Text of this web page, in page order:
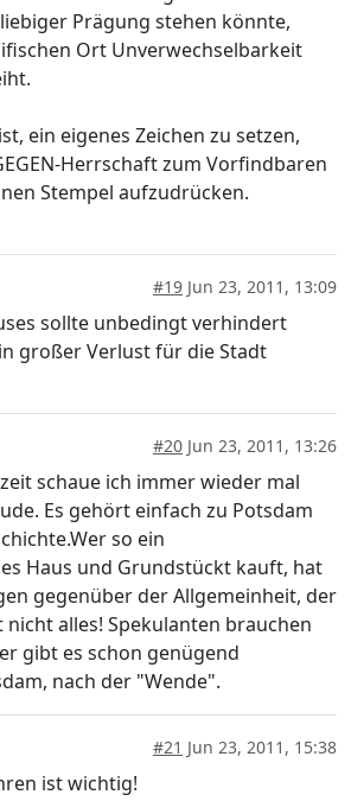
Prägung stehen könnte,
Ort Unverwechselbarkeit
ein eigenes Zeichen zu setzen,
Herrschaft zum Vorfindbaren
Stempel aufzudrücken.
#19 Jun 23, 2011, 13:09
sollte unbedingt verhindert
großer Verlust für die Stadt
#20 Jun 23, 2011, 13:26
schaue ich immer wieder mal
Es gehört einfach zu Potsdam
so ein
Haus und Grundstückt kauft, hat
gegenüber der Allgemeinheit, der
nicht alles! Spekulanten brauchen
gibt es schon genügend
nach der "Wende".
#21 Jun 23, 2011, 15:38
ist wichtig!